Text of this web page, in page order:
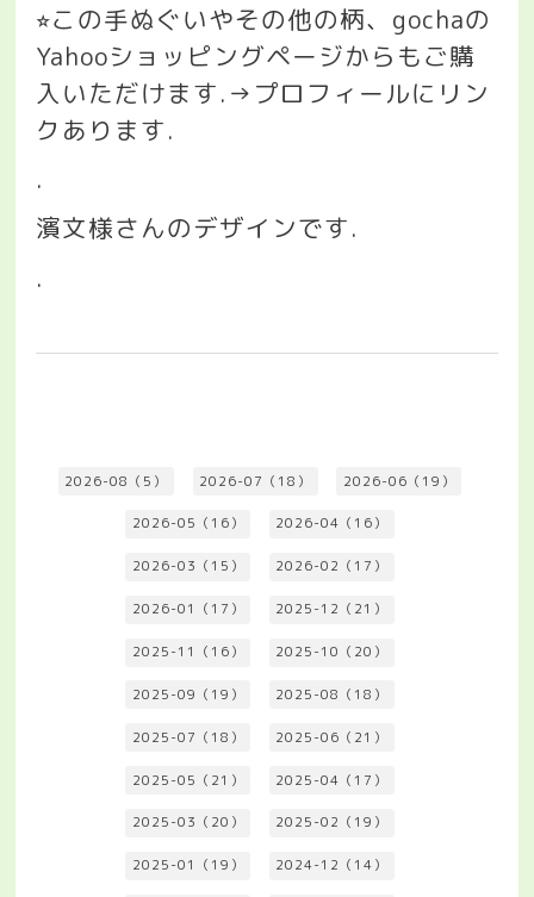
⭐︎この手ぬぐいやその他の柄、 gochaの
Yahooショッピングページからもご購
入いただけます.→ プロフィールにリン
クあります.
.
濱文様さんのデザインです.
.
2026-08（5） 2026-07（18） 2026-06（19）
2026-05（16） 2026-04（16）
2026-03（15） 2026-02（17）
2026-01（17） 2025-12（21）
2025-11（16） 2025-10（20）
2025-09（19） 2025-08（18）
2025-07（18） 2025-06（21）
2025-05（21） 2025-04（17）
2025-03（20） 2025-02（19）
2025-01（19） 2024-12（14）